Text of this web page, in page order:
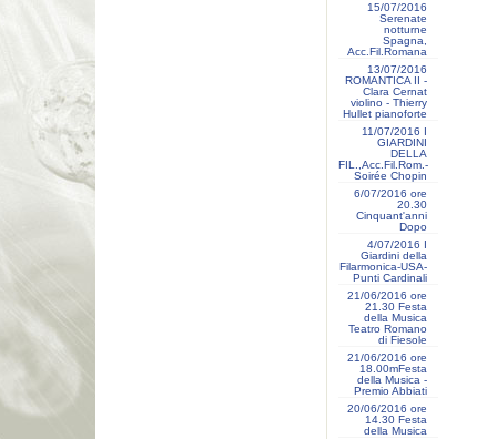
15/07/2016
Serenate
notturne
Spagna,
Acc.Fil.Romana
13/07/2016
ROMANTICA II -
Clara Cernat
violino - Thierry
Hullet pianoforte
11/07/2016 I
GIARDINI
DELLA
FIL.,Acc.Fil.Rom.-
Soirée Chopin
6/07/2016 ore
20.30
Cinquant'anni
Dopo
4/07/2016 I
Giardini della
Filarmonica-USA-
Punti Cardinali
21/06/2016 ore
21.30 Festa
della Musica
Teatro Romano
di Fiesole
21/06/2016 ore
18.00mFesta
della Musica -
Premio Abbiati
20/06/2016 ore
14.30 Festa
della Musica